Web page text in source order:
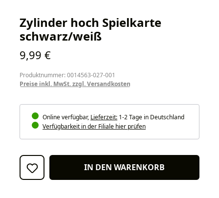
Zylinder hoch Spielkarte
schwarz/weiß
Regulärer Preis:
9,99 €
Produktnummer: 0014563-027-001
Preise inkl. MwSt. zzgl. Versandkosten
Online verfügbar, Lieferzeit: 1-2 Tage in Deutschland
Verfügbarkeit in der Filiale hier prüfen
IN DEN WARENKORB